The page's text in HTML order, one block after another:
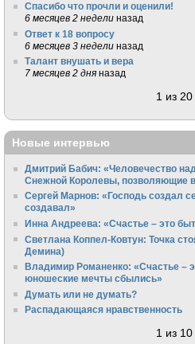
Спасибо что прочли и оценили!
6 месяцев 2 недели назад
Ответ к 18 вопросу
6 месяцев 3 недели назад
Талант внушать и вера
7 месяцев 2 дня назад
1 из 20
Новые интервью
Дмитрий Бабич: «Человечество
Снежной Королевы, позволяющие
Сергей Марнов: «Господь создал
создавал»
Инна Андреева: «Счастье – это
Светлана Коппел-Ковтун: Точка
Демина)
Владимир Романенко: «Счастье –
юношеские мечты сбылись»
Думать или не думать?
Распадающаяся нравственность
1 из 10